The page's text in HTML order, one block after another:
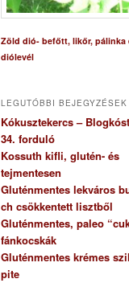
Zöld dió- befőtt, likőr, pálinka
diólevél
LEGUTÓBBI BEJEGYZÉSEK
Kókusztekercs –
34. forduló
Kossuth kifli, glutén- és
tejmentesen
Gluténmentes lekváros
ch csökkentett lisztből
Gluténmentes, paleo
fánkocskák
Gluténmentes krémes
pite